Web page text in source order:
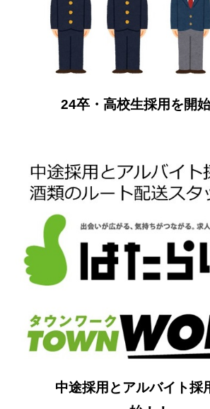
24卒・高校生採用を開始
中途採用とアルバイト採